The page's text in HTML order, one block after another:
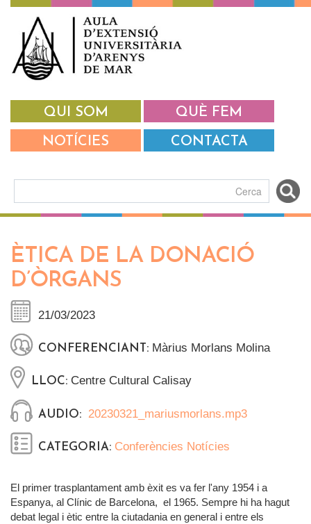
Vés al contingut
QUI SOM QUÈ FEM
NOTÍCIES CONTACTA
Formulari de cerca
ÈTICA DE LA DONACIÓ
D’ÒRGANS
21/03/2023
CONFERENCIANT: Màrius Morlans Molina
LLOC: Centre Cultural Calisay
AUDIO: 20230321_mariusmorlans.mp3
CATEGORIA: Conferències Notícies
El primer trasplantament amb èxit es va fer l'any 1954 i a
Espanya, al Clínic de Barcelona, el 1965. Sempre hi ha hagut
debat legal i ètic entre la ciutadania en general i entre els